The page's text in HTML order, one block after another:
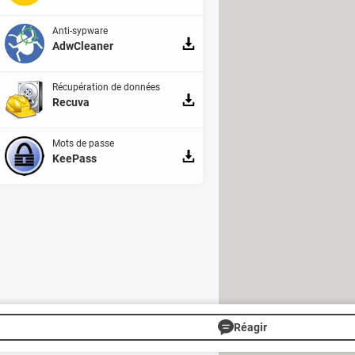
dernière, Google avait intégré
les paramètres –, qui permet à
les onglets avec la
désormais plus facile de
d'enregistrer des groupes
Réagir
Anti-sypware
AdwCleaner
Récupération de données
Recuva
Mots de passe
KeePass